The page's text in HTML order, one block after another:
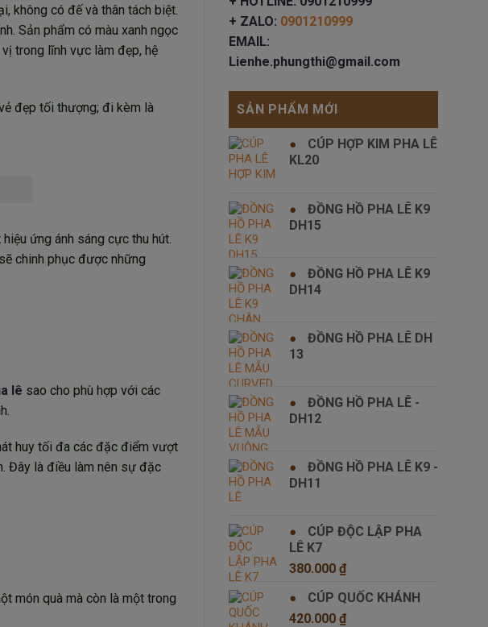
+ ZALO: 0901210999
EMAIL:
Lienhe.phungthi@gmail.com
SẢN PHẨM MỚI
CÚP HỢP KIM PHA LÊ
KL20
ĐỒNG HỒ PHA LÊ K9
DH15
ĐỒNG HỒ PHA LÊ K9
DH14
ĐỒNG HỒ PHA LÊ DH
13
ĐỒNG HỒ PHA LÊ -
DH12
ĐỒNG HỒ PHA LÊ K9 -
DH11
CÚP ĐỘC LẬP PHA
LÊ K7
380.000 ₫
CÚP QUỐC KHÁNH
420.000 ₫
không có đế và thân tách biệt.
Sản phẩm có màu xanh ngọc
trong lĩnh vực làm đẹp, hệ
đẹp tối thượng; đi kèm là
ứng ánh sáng cực thu hút.
chinh phục được những
lê sao cho phù hợp với các
huy tối đa các đặc điểm vượt
Đây là điều làm nên sự đặc
món quà mà còn là một trong